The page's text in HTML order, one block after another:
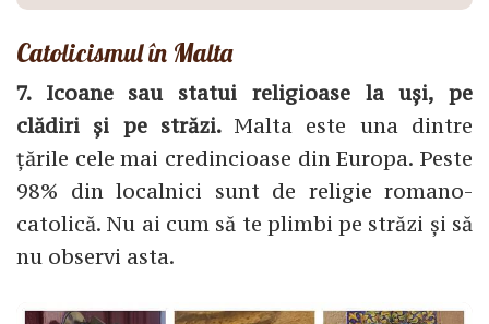
Catolicismul în Malta
7. Icoane sau statui religioase la uși, pe
clădiri și pe străzi. Malta este una dintre
țările cele mai credincioase din Europa. Peste
98% din localnici sunt de religie romano-
catolică. Nu ai cum să te plimbi pe străzi și să
nu observi asta.